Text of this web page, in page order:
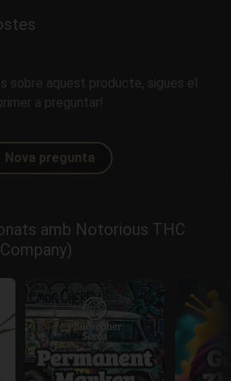
sobre aquest producte, sigues el
a preguntar!
Nova pregunta
amb Notorious THC